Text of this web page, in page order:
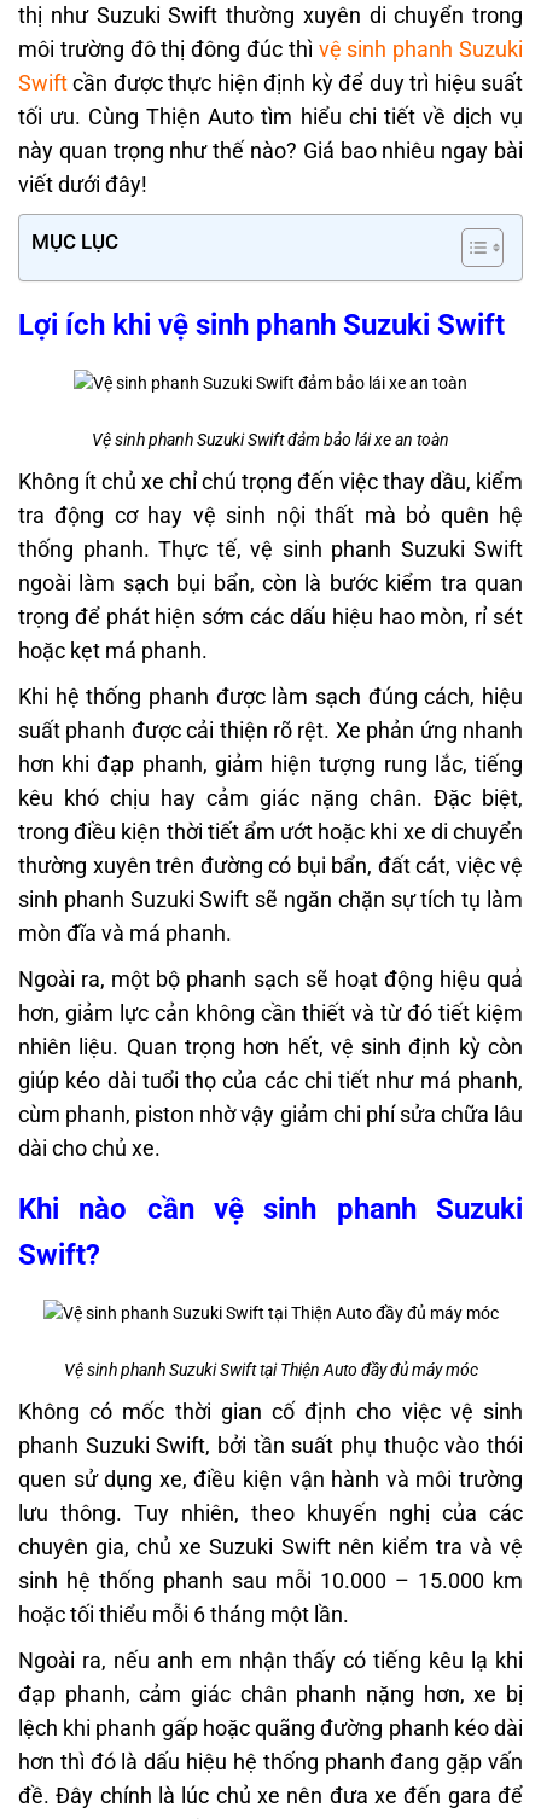
thị như Suzuki Swift thường xuyên di chuyển trong
môi trường đô thị đông đúc thì vệ sinh phanh Suzuki
Swiftcần được thực hiện định kỳ để duy trì hiệu suất
tối ưu. Cùng Thiện Auto tìm hiểu chi tiết về dịch vụ
này quan trọng như thế nào? Giá bao nhiêu ngay bài
viết dưới đây!
MỤC LỤC
Lợi ích khi vệ sinh phanh Suzuki Swift
Vệ sinh phanh Suzuki Swift đảm bảo lái xe an toàn
Không ít chủ xe chỉ chú trọng đến việc thay dầu, kiểm
tra động cơ hay vệ sinh nội thất mà bỏ quên hệ
thống phanh. Thực tế, vệ sinh phanh Suzuki Swift
ngoài làm sạch bụi bẩn, còn là bước kiểm tra quan
trọng để phát hiện sớm các dấu hiệu hao mòn, rỉ sét
hoặc kẹt má phanh.
Khi hệ thống phanh được làm sạch đúng cách, hiệu
suất phanh được cải thiện rõ rệt. Xe phản ứng nhanh
hơn khi đạp phanh, giảm hiện tượng rung lắc, tiếng
kêu khó chịu hay cảm giác nặng chân. Đặc biệt,
trong điều kiện thời tiết ẩm ướt hoặc khi xe di chuyển
thường xuyên trên đường có bụi bẩn, đất cát, việc vệ
sinh phanh Suzuki Swift sẽ ngăn chặn sự tích tụ làm
mòn đĩa và má phanh.
Ngoài ra, một bộ phanh sạch sẽ hoạt động hiệu quả
hơn, giảm lực cản không cần thiết và từ đó tiết kiệm
nhiên liệu. Quan trọng hơn hết, vệ sinh định kỳ còn
giúp kéo dài tuổi thọ của các chi tiết như má phanh,
cùm phanh, piston nhờ vậy giảm chi phí sửa chữa lâu
dài cho chủ xe.
Khi nào cần vệ sinh phanh Suzuki
Swift?
Vệ sinh phanh Suzuki Swift tại Thiện Auto đầy đủ máy móc
Không có mốc thời gian cố định cho việc vệ sinh
phanh Suzuki Swift, bởi tần suất phụ thuộc vào thói
quen sử dụng xe, điều kiện vận hành và môi trường
lưu thông. Tuy nhiên, theo khuyến nghị của các
chuyên gia, chủ xe Suzuki Swift nên kiểm tra và vệ
sinh hệ thống phanh sau mỗi 10.000 – 15.000 km
hoặc tối thiểu mỗi 6 tháng một lần.
Ngoài ra, nếu anh em nhận thấy có tiếng kêu lạ khi
đạp phanh, cảm giác chân phanh nặng hơn, xe bị
lệch khi phanh gấp hoặc quãng đường phanh kéo dài
hơn thì đó là dấu hiệu hệ thống phanh đang gặp vấn
đề. Đây chính là lúc chủ xe nên đưa xe đến gara để